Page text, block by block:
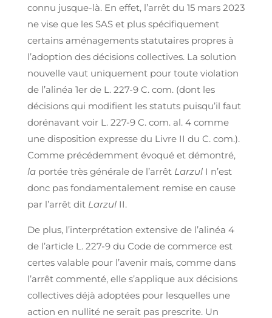
connu jusque-là. En effet, l’arrêt du 15 mars 2023
ne vise que les SAS et plus spécifiquement
certains aménagements statutaires propres à
l’adoption des décisions collectives. La solution
nouvelle vaut uniquement pour toute violation
de l’alinéa 1er de L. 227-9 C. com. (dont les
décisions qui modifient les statuts puisqu’il faut
dorénavant voir L. 227-9 C. com. al. 4 comme
une disposition expresse du Livre II du C. com.).
Comme précédemment évoqué et démontré,
laportée très générale de l’arrêt LarzulI n’est
donc pas fondamentalement remise en cause
par l’arrêt dit LarzulII.
De plus, l’interprétation extensive de l’alinéa 4
de l’article L. 227-9 du Code de commerce est
certes valable pour l’avenir mais, comme dans
l’arrêt commenté, elle s’applique aux décisions
collectives déjà adoptées pour lesquelles une
action en nullité ne serait pas prescrite. Un